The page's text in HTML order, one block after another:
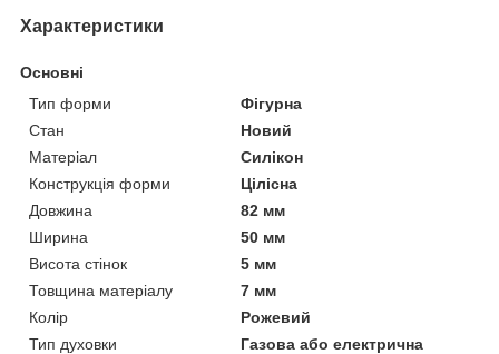
Характеристики
Основні
Тип форми
Фігурна
Стан
Новий
Матеріал
Силікон
Конструкція форми
Цілісна
Довжина
82 мм
Ширина
50 мм
Висота стінок
5 мм
Товщина матеріалу
7 мм
Колір
Рожевий
Тип духовки
Газова або електрична